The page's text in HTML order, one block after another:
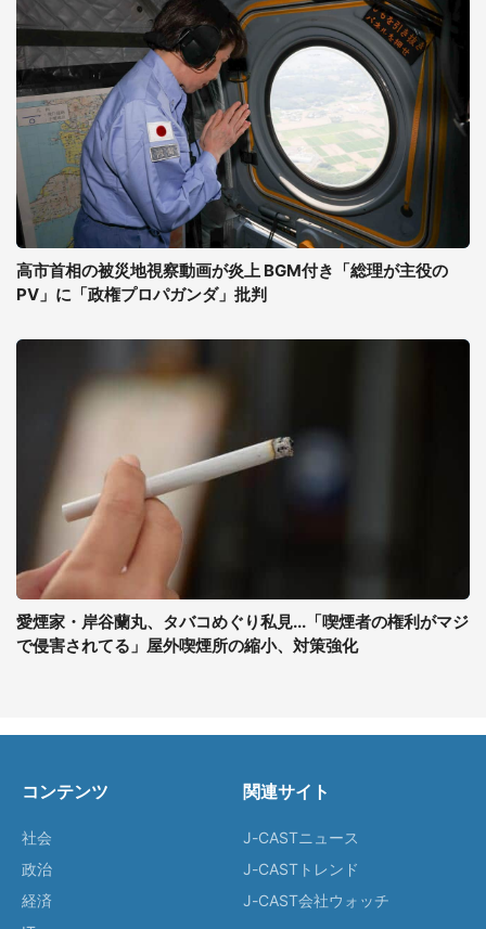
高市首相の被災地視察動画が炎上 BGM付き「総理が主役の
PV」に「政権プロパガンダ」批判
愛煙家・岸谷蘭丸、タバコめぐり私見...「喫煙者の権利がマジ
で侵害されてる」屋外喫煙所の縮小、対策強化
コンテンツ
社会
政治
経済
関連サイト
J-CASTニュース
J-CASTトレンド
J-CAST会社ウォッチ